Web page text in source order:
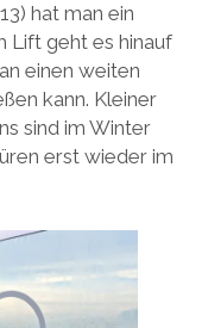
hat man ein
Lift geht es hinauf
einen weiten
kann. Kleiner
sind im Winter
erst wieder im